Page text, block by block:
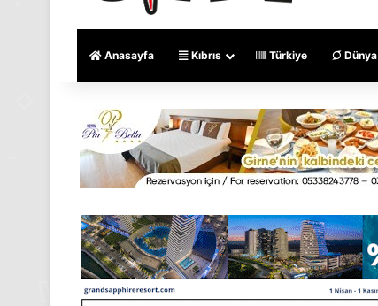
Anasayfa Kıbrıs Türkiye Dünya